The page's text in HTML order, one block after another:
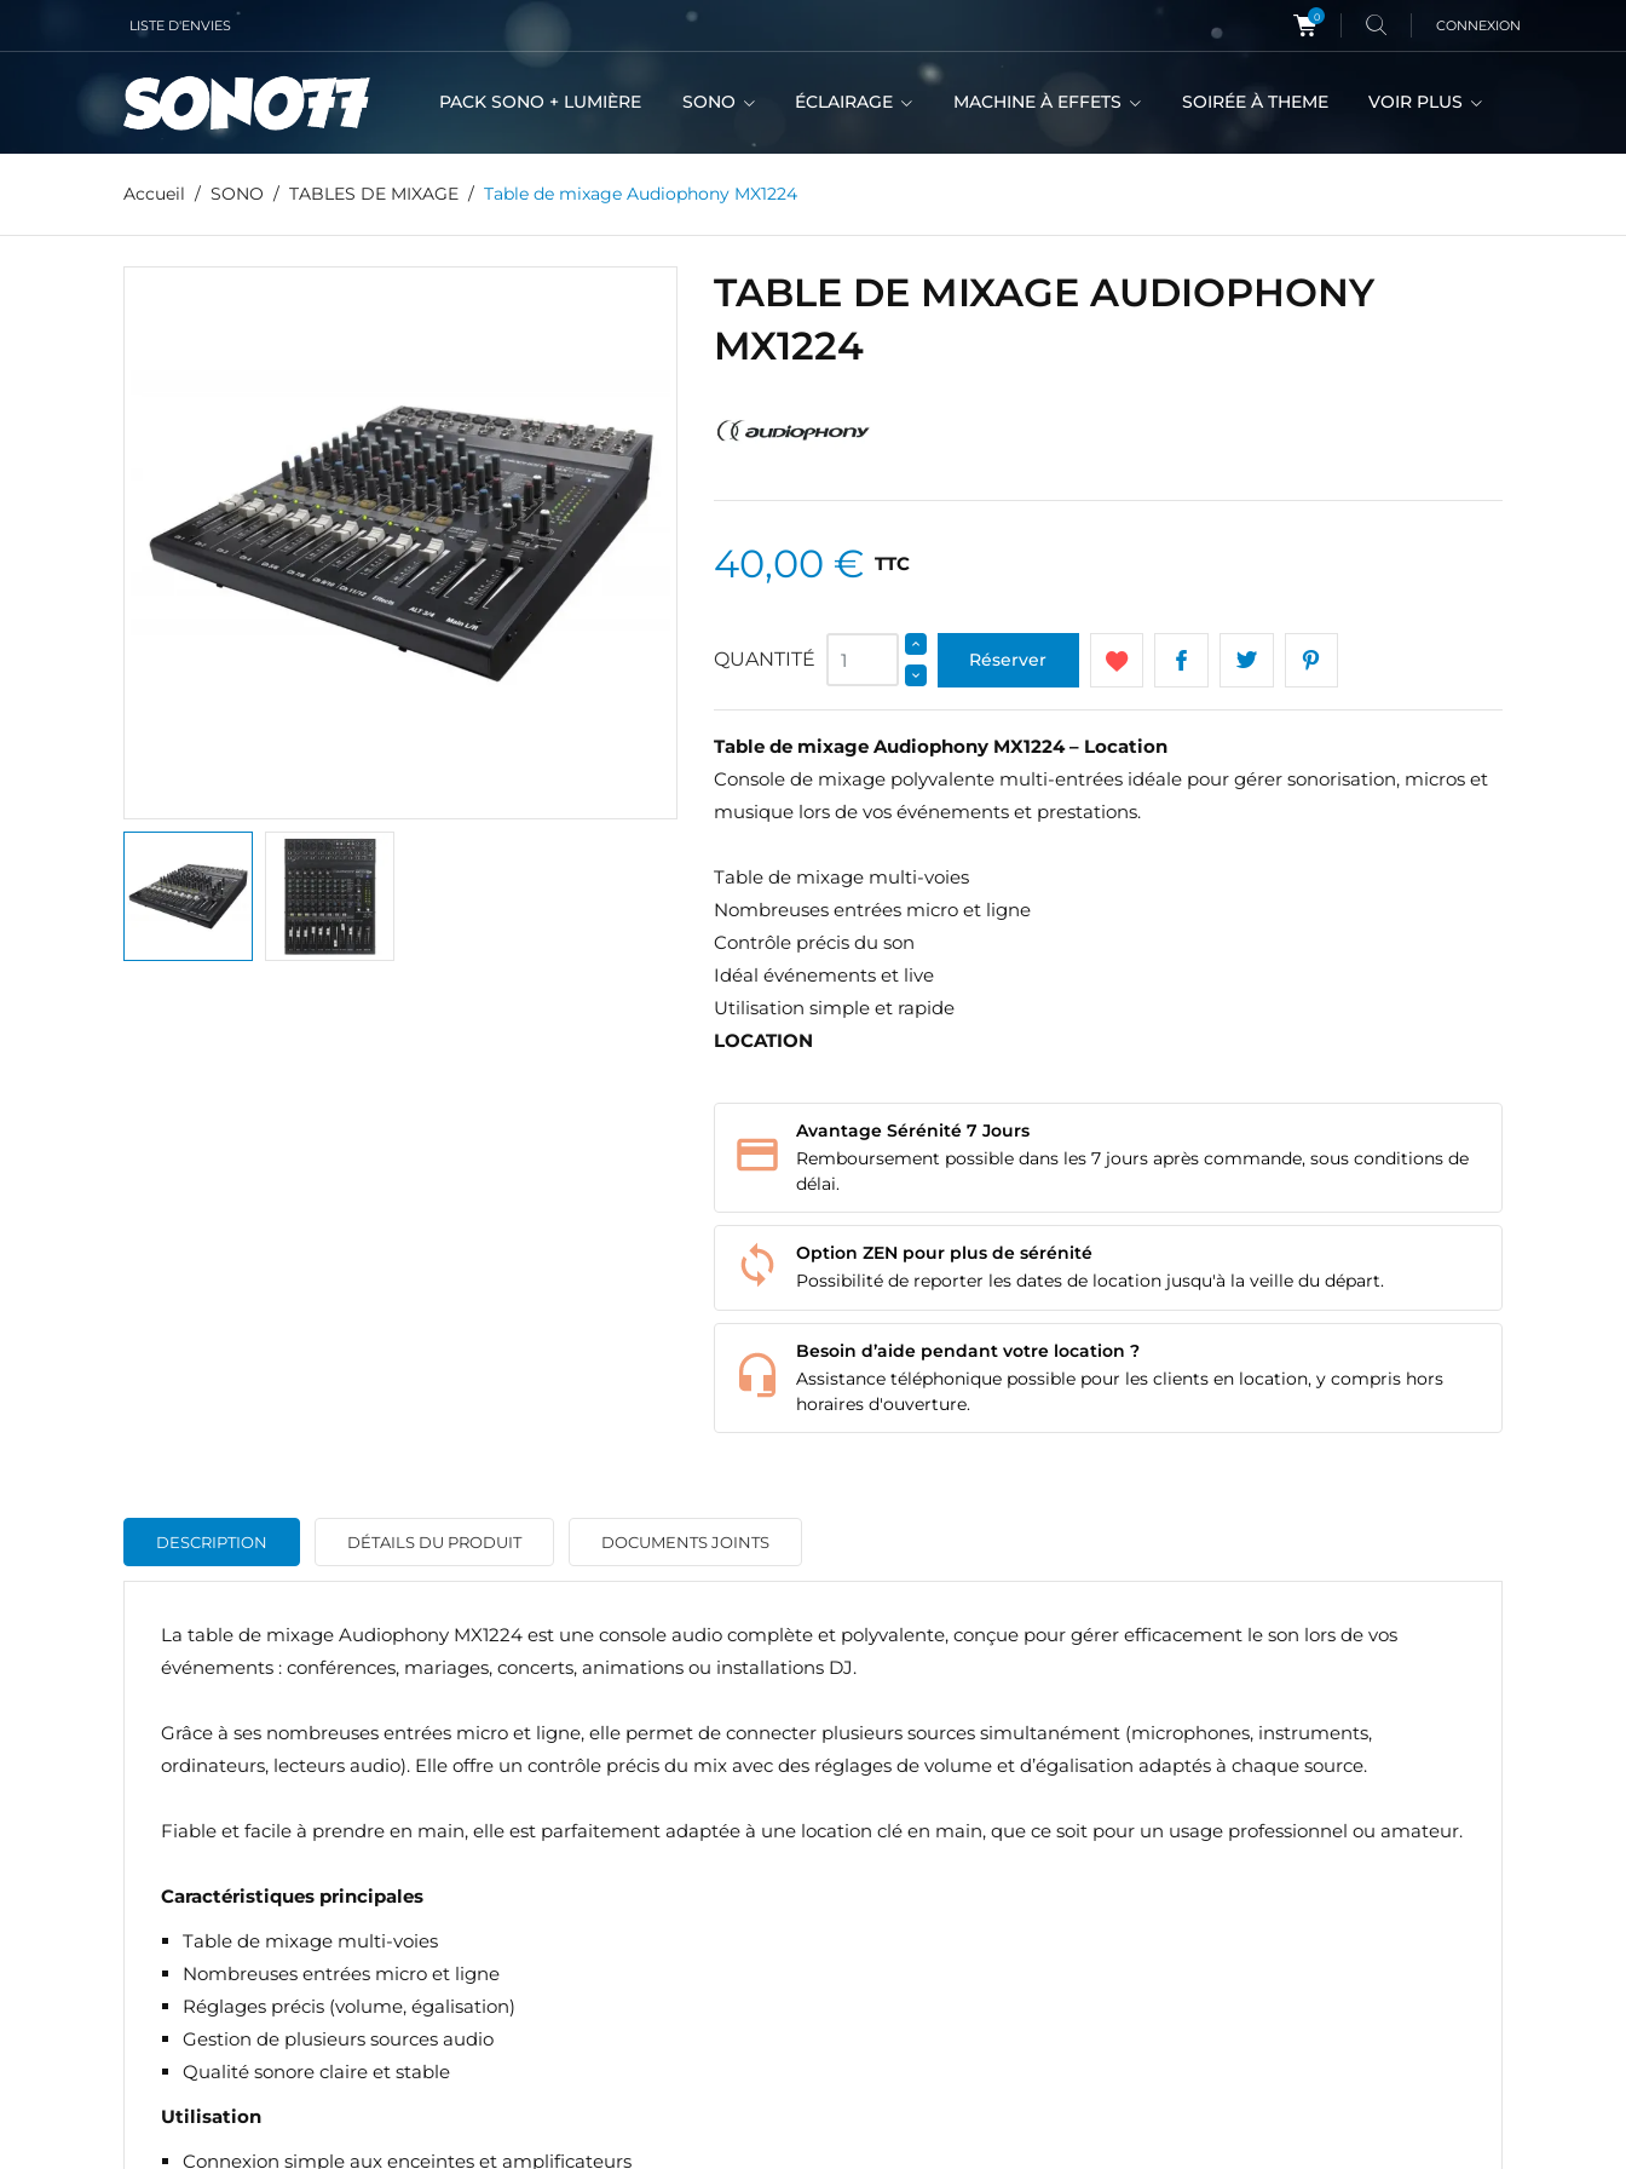
LISTE D'ENVIES 0 CONNEXION
PACK SONO + LUMIÈRE SONO ÉCLAIRAGE MACHINE À EFFETS SOIRÉE À THEME VOIR PLUS
Accueil SONO TABLES DE MIXAGE Table de mixage Audiophony MX1224
TABLE DE MIXAGE AUDIOPHONY
MX1224
40,00 € TTC
QUANTITÉ Réserver
Table de mixage Audiophony MX1224 – Location
Console de mixage polyvalente multi-entrées idéale pour gérer sonorisation, micros et
musique lors de vos événements et prestations.
Table de mixage multi-voies
Nombreuses entrées micro et ligne
Contrôle précis du son
Idéal événements et live
Utilisation simple et rapide
LOCATION
Avantage Sérénité 7 Jours
Remboursement possible dans les 7 jours après commande, sous conditions de
délai.
Option ZEN pour plus de sérénité
Possibilité de reporter les dates de location jusqu'à la veille du départ.
Besoin d’aide pendant votre location ?
Assistance téléphonique possible pour les clients en location, y compris hors
horaires d'ouverture.
DESCRIPTION DÉTAILS DU PRODUIT DOCUMENTS JOINTS
La table de mixage Audiophony MX1224 est une console audio complète et polyvalente, conçue pour gérer efficacement le son lors de vos
événements : conférences, mariages, concerts, animations ou installations DJ.
Grâce à ses nombreuses entrées micro et ligne, elle permet de connecter plusieurs sources simultanément (microphones, instruments,
ordinateurs, lecteurs audio). Elle offre un contrôle précis du mix avec des réglages de volume et d’égalisation adaptés à chaque source.
Fiable et facile à prendre en main, elle est parfaitement adaptée à une location clé en main, que ce soit pour un usage professionnel ou amateur.
Caractéristiques principales
Table de mixage multi-voies
Nombreuses entrées micro et ligne
Réglages précis (volume, égalisation)
Gestion de plusieurs sources audio
Qualité sonore claire et stable
Utilisation
Connexion simple aux enceintes et amplificateurs